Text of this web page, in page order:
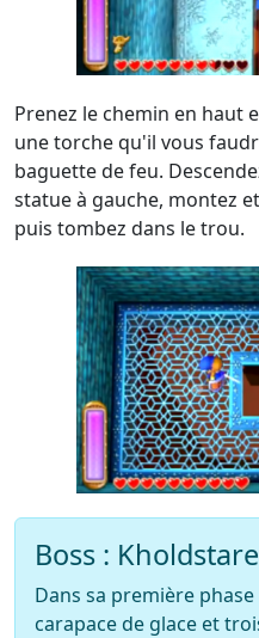
Prenez le chemin en haut
une torche qu'il vous
baguette de feu.
statue à gauche, montez
puis tombez dans le trou.
Boss : Kholdstare
Dans sa première
carapace de glace et